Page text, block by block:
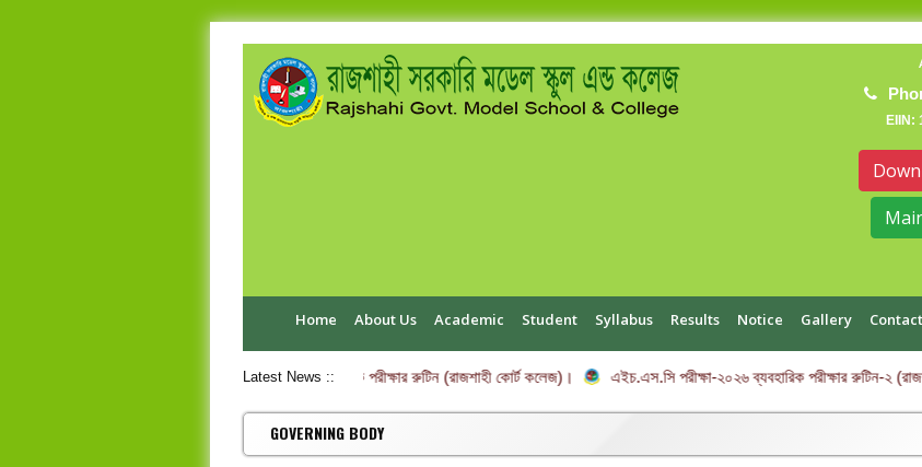
EIIN:
Home About Us Academic Student Syllabus Results Notice Gallery
Latest News ::
এইচ.এস.সি পরীক্ষা-২০২৬ ব্যবহারিক পরীক্ষার রুটিন (রাজশাহী কোর্ট কলেজ)। এইচ.এস.সি পরীক্ষা-২০২৬ ব্যবহারিক পরীক্ষার রুটিন-২
GOVERNING BODY